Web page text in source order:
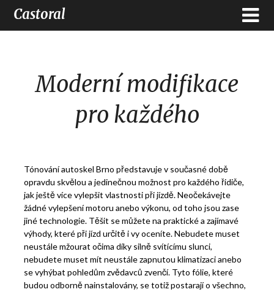
Castoral
Moderní modifikace
pro každého
Tónování autoskel Brno představuje v současné době
opravdu skvělou a jedinečnou možnost pro každého řidiče,
jak ještě více vylepšit vlastnosti při jízdě. Neočekávejte
žádné vylepšení motoru anebo výkonu, od toho jsou zase
jiné technologie. Těšit se můžete na praktické a zajímavé
výhody, které při jízd určitě i vy oceníte. Nebudete muset
neustále mžourat očima díky silně svítícímu slunci,
nebudete muset mít neustále zapnutou klimatizaci anebo
se vyhýbat pohledům zvědavců zvenčí. Tyto fólie, které
budou odborně nainstalovány, se totiž postarají o všechno,